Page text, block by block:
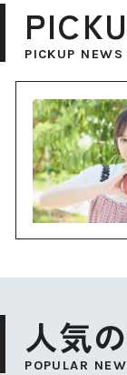
PICKUP NEWS
人気
POPULAR